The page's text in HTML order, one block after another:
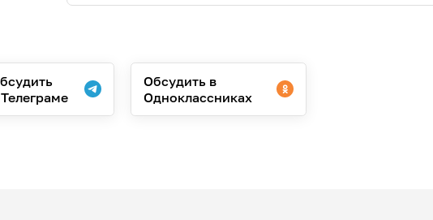
Обсудить в
Одноклассниках